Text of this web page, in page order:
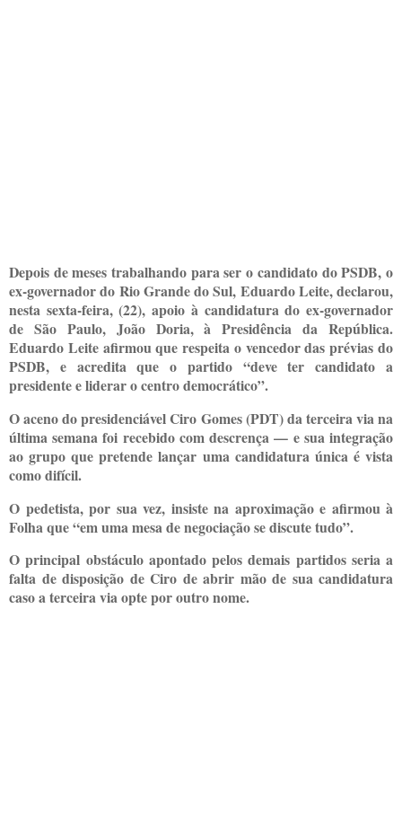
Depois de meses trabalhando para ser o candidato do PSDB, o
ex-governador do Rio Grande do Sul, Eduardo Leite, declarou,
nesta sexta-feira, (22), apoio à candidatura do ex-governador
de São Paulo, João Doria, à Presidência da República.
Eduardo Leite afirmou que respeita o vencedor das prévias do
PSDB, e acredita que o partido “deve ter candidato a
presidente e liderar o centro democrático”.
O aceno do presidenciável Ciro Gomes (PDT) da terceira via na
última semana foi recebido com descrença — e sua integração
ao grupo que pretende lançar uma candidatura única é vista
como difícil.
O pedetista, por sua vez, insiste na aproximação e afirmou à
Folha que “em uma mesa de negociação se discute tudo”.
O principal obstáculo apontado pelos demais partidos seria a
falta de disposição de Ciro de abrir mão de sua candidatura
caso a terceira via opte por outro nome.